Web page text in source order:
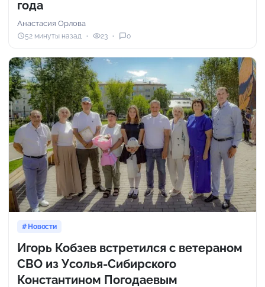
года
Анастасия Орлова
52 минуты назад 23 0
Новости
Игорь Кобзев встретился с ветераном
СВО из Усолья-Сибирского
Константином Погодаевым